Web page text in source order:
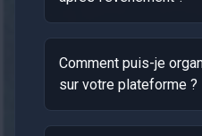
Comment puis-je
sur votre plateforme ?